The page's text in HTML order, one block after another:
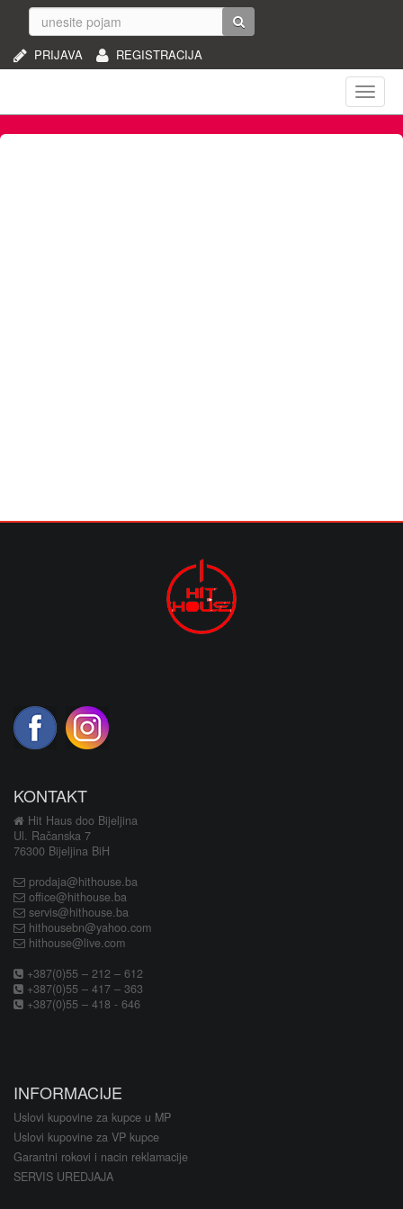
REGISTRACIJA
PRIJAVA
KONTAKT
Hit Haus doo Bijeljina
Ul. Račanska 7
76300 Bijeljina BiH
prodaja@hithouse.ba
office@hithouse.ba
servis@hithouse.ba
hithousebn@yahoo.com
hithouse@live.com
+387(0)55 – 212 – 612
+387(0)55 – 417 – 363
+387(0)55 – 418 - 646
INFORMACIJE
Uslovi kupovine za kupce u MP
Uslovi kupovine za VP kupce
Garantni rokovi i nacin reklamacije
SERVIS UREDJAJA